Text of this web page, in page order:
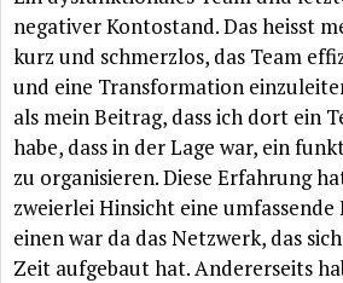
negativer Kontostand. Das heisst
kurz und schmerzlos, das Team
und eine Transformation
als mein Beitrag, dass ich dort ein
habe, dass in der Lage war, ein
zu organisieren. Diese Erfahrung
zweierlei Hinsicht eine
einen war da das Netzwerk, das
Zeit aufgebaut hat. Andererseits